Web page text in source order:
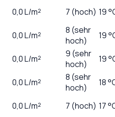
0,0L/m² 7 (hoch) 19
0,0L/m²
8 (sehr
hoch)
19
0,0L/m²
9 (sehr
hoch)
19
0,0L/m²
8 (sehr
hoch)
18
0,0L/m² 7 (hoch) 17